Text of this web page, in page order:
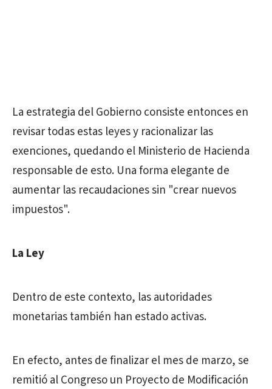
La estrategia del Gobierno consiste entonces en
revisar todas estas leyes y racionalizar las
exenciones, quedando el Ministerio de Hacienda
responsable de esto. Una forma elegante de
aumentar las recaudaciones sin "crear nuevos
impuestos".
La Ley
Dentro de este contexto, las autoridades
monetarias también han estado activas.
En efecto, antes de finalizar el mes de marzo, se
remitió al Congreso un Proyecto de Modificación